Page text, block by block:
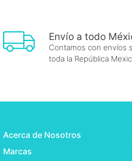
Envío a todo
Contamos con envíos
toda la República
Acerca de Nosotros
Marcas